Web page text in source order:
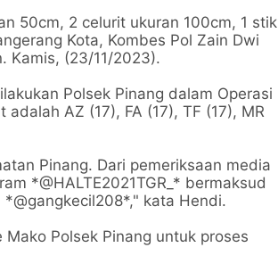
50cm, 2 celurit ukuran 100cm, 1 stik
Kota, Kombes Pol Zain Dwi
Kamis, (23/11/2023).
Polsek Pinang dalam Operasi
AZ (17), FA (17), TF (17), MR
Pinang. Dari pemeriksaan media
*@HALTE2021TGR_* bermaksud
kata Hendi.
Polsek Pinang untuk proses